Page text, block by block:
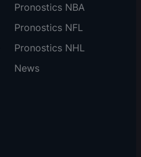
Pronostics NBA
Pronostics NFL
Pronostics NHL
News